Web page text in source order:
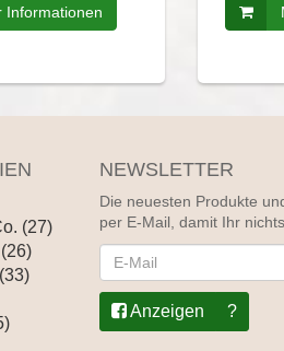
Informationen
(27)
NEWSLETTER
Die neuesten Produkte
per E-Mail, damit Ihr
Newsletter
Anzeigen ?